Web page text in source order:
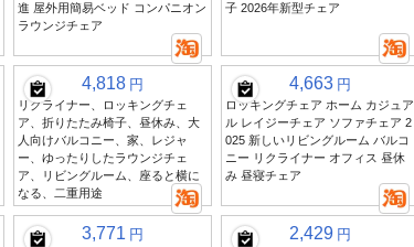
進 屋外用簡易ベッド コンパニオン
ラウンジチェア
子 2026年新型チェア
4,818 円
リクライナー、ロッキングチェ
ア、折りたたみ椅子、昼休み、大
人向けバルコニー、家、レジャ
ー、ゆったりしたラウンジチェ
ア、リビングルーム、座ると横に
なる、二重用途
4,663 円
ロッキングチェア ホーム カジュア
ル レイジーチェア ソファチェア 2
025 新しいリビングルーム バルコ
ニー リクライナー オフィス 昼休
み 昼寝チェア
3,771 円 2,429 円